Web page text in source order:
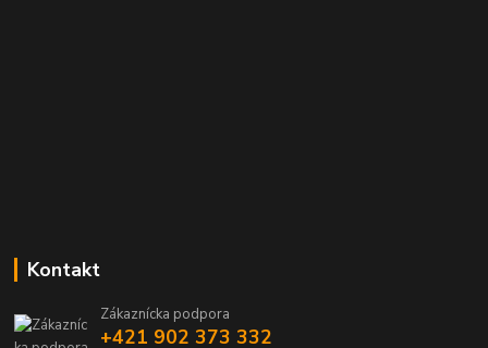
Kontakt
Zákaznícka podpora
+421 902 373 332